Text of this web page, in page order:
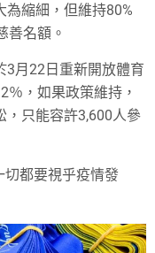
為縮細，但維持80%
善名額。
3月22日重新開放體育
，如果政策維持，
，只能容許3,600人參
切都要視乎疫情發